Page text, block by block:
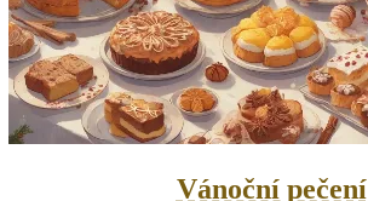
Vánoční pečení